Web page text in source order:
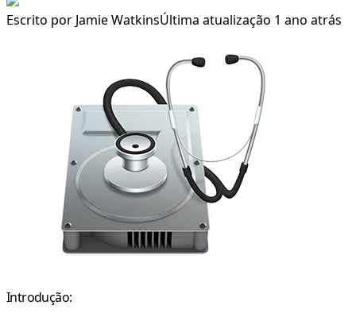
Escrito por Jamie WatkinsÚltima atualização 1 ano atrás
Introdução: